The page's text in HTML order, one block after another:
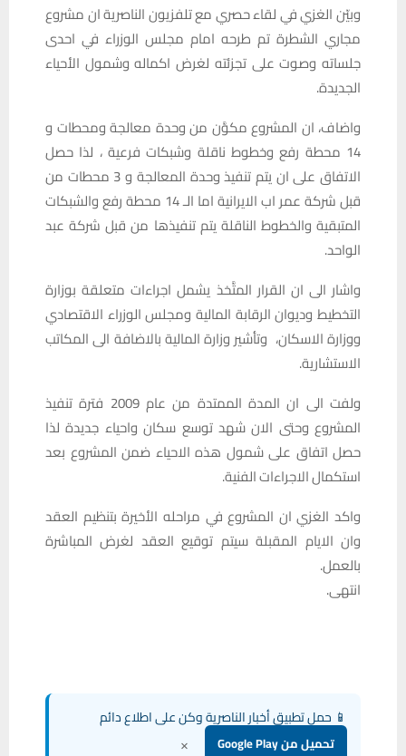
وبيّن الغزي في لقاء حصري مع تلفزيون الناصرية ان مشروع
مجاري الشطرة تم طرحه امام مجلس الوزراء في احدى
جلساته وصوت على تجزئته لغرض اكماله وشمول الأحياء
الجديدة.
واضاف، ان المشروع مكوَّن من وحدة معالجة ومحطات و
14 محطة رفع وخطوط ناقلة وشبكات فرعية ، لذا حصل
الاتفاق على ان يتم تنفيذ وحدة المعالجة و 3 محطات من
قبل شركة عمر اب الايرانية اما الـ 14 محطة رفع والشبكات
المتبقية والخطوط الناقلة يتم تنفيذها من قبل شركة عبد
الواحد.
واشار الى ان القرار المتَّخذ يشمل اجراءات متعلقة بوزارة
التخطيط وديوان الرقابة المالية ومجلس الوزراء الاقتصادي
ووزارة الاسكان، وتأشير وزارة المالية بالاضافة الى المكاتب
الاستشارية.
ولفت الى ان المدة الممتدة من عام 2009 فترة تنفيذ
المشروع وحتى الان شهد توسع سكان واحياء جديدة لذا
حصل اتفاق على شمول هذه الاحياء ضمن المشروع بعد
استكمال الاجراءات الفنية.
واكد الغزي ان المشروع في مراحله الأخيرة بتنظيم العقد
وان الايام المقبلة سيتم توقيع العقد لغرض المباشرة
بالعمل.
انتهى.
📱 حمل تطبيق أخبار الناصرية وكن على اطلاع دائم
تحميل من Google Play ×